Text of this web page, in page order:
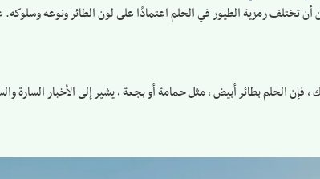
تختلف رمزية الطيور في الحلم اعتمادًا على لون الطائر ونوعه وسلوكه.
، فإن الحلم بطائر أبيض ، مثل حمامة أو بجعة ، يشير إلى الأخبار السارة